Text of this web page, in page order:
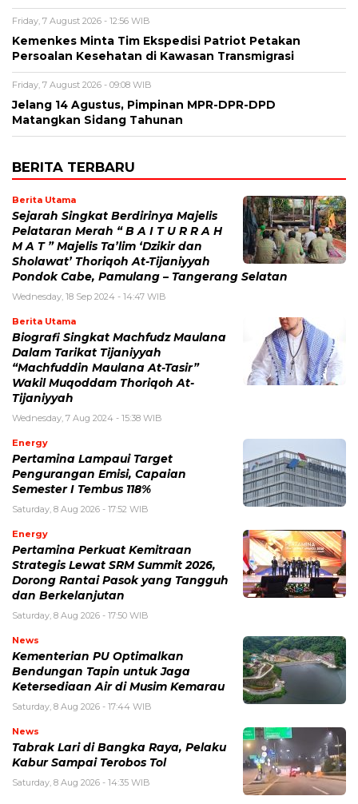
Friday, 7 August 2026 - 12:56 WIB
Kemenkes Minta Tim Ekspedisi Patriot Petakan
Persoalan Kesehatan di Kawasan Transmigrasi
Friday, 7 August 2026 - 09:08 WIB
Jelang 14 Agustus, Pimpinan MPR-DPR-DPD
Matangkan Sidang Tahunan
BERITA TERBARU
Berita Utama
Sejarah Singkat Berdirinya Majelis
Pelataran Merah “ B A I T U R R A H
M A T ” Majelis Ta’lim ‘Dzikir dan
Sholawat’ Thoriqoh At-Tijaniyyah
Pondok Cabe, Pamulang – Tangerang Selatan
Wednesday, 18 Sep 2024 - 14:47 WIB
Berita Utama
Biografi Singkat Machfudz Maulana
Dalam Tarikat Tijaniyyah
“Machfuddin Maulana At-Tasir”
Wakil Muqoddam Thoriqoh At-
Tijaniyyah
Wednesday, 7 Aug 2024 - 15:38 WIB
Energy
Pertamina Lampaui Target
Pengurangan Emisi, Capaian
Semester I Tembus 118%
Saturday, 8 Aug 2026 - 17:52 WIB
Energy
Pertamina Perkuat Kemitraan
Strategis Lewat SRM Summit 2026,
Dorong Rantai Pasok yang Tangguh
dan Berkelanjutan
Saturday, 8 Aug 2026 - 17:50 WIB
News
Kementerian PU Optimalkan
Bendungan Tapin untuk Jaga
Ketersediaan Air di Musim Kemarau
Saturday, 8 Aug 2026 - 17:44 WIB
News
Tabrak Lari di Bangka Raya, Pelaku
Kabur Sampai Terobos Tol
Saturday, 8 Aug 2026 - 14:35 WIB